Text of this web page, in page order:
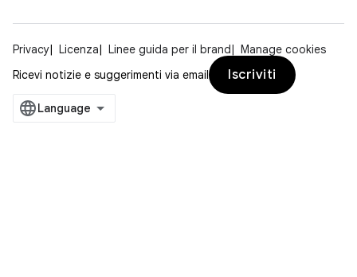
Privacy Licenza Linee guida per il brand
Manage cookies
Ricevi notizie e suggerimenti via email
Iscriviti